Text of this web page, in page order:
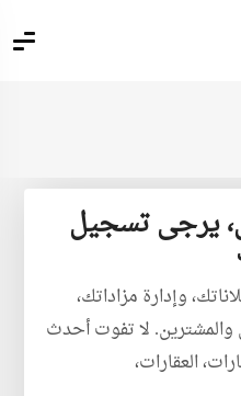
يرجى تسجيل
وإدارة مزاداتك،
والمشترين. لا تفوت أحدث
العقارات،